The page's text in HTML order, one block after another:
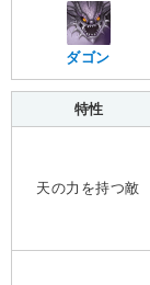
ダゴン
特性
天の力を持つ敵